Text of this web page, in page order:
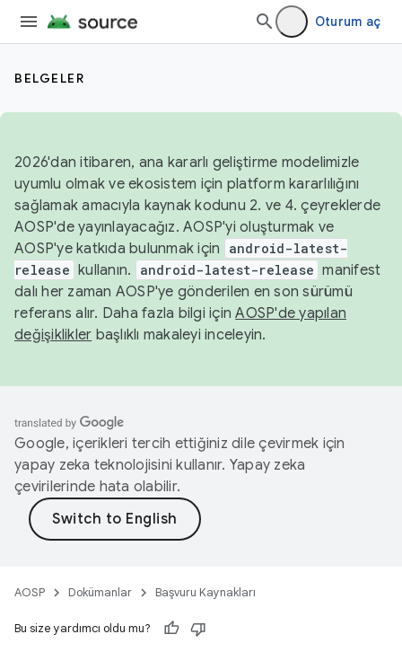
Oturum aç
BELGELER
2026'dan itibaren, ana kararlı geliştirme modelimizle
uyumlu olmak ve ekosistem için platform kararlılığını
sağlamak amacıyla kaynak kodunu 2. ve 4. çeyreklerde
AOSP'de yayınlayacağız. AOSP'yi oluşturmak ve
AOSP'ye katkıda bulunmak için
android-latest-
release kullanın. android-latest-release manifest
dalı her zaman AOSP'ye gönderilen en son sürümü
referans alır. Daha fazla bilgi içinAOSP'de yapılan
değişiklikler başlıklı makaleyi inceleyin.
Google, içerikleri tercih ettiğiniz dile çevirmek için
yapay zeka teknolojisini kullanır. Yapay zeka
çevirilerinde hata olabilir.
AOSP Dokümanlar Başvuru Kaynakları
Bu size yardımcı oldu mu?